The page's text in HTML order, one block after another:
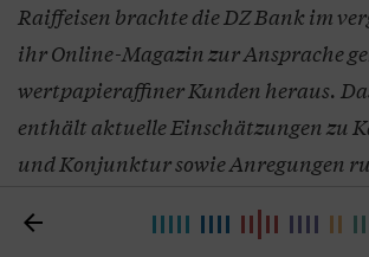
Raiffeisen brachte die DZ Bank im
ihr Online-Magazin zur Ansprache
wertpapieraffiner Kunden heraus.
enthält aktuelle Einschätzungen zu
und Konjunktur sowie Anregungen
Publikation ,Friedrich‘ muss man
